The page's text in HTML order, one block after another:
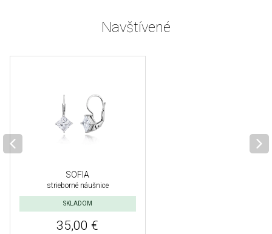
Navštívené
SOFIA
strieborné náušnice
SKLADOM
35,00 €